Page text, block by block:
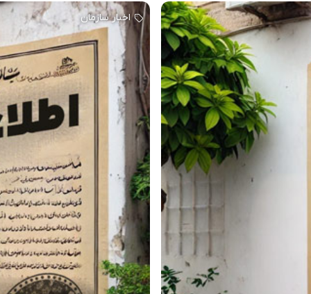
اخبار سازمان